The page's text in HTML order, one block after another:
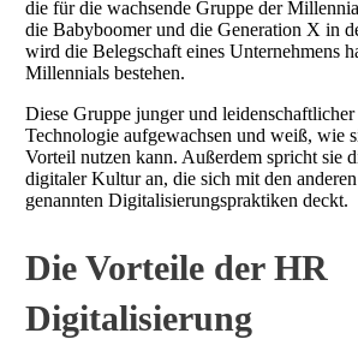
die für die wachsende Gruppe der
die Babyboomer und die Generation X in
wird die Belegschaft eines Unternehmens
Millennials bestehen.
Diese Gruppe junger und
Technologie aufgewachsen und weiß, wie
Vorteil nutzen kann. Außerdem spricht sie
digitaler Kultur an, die sich mit den
genannten Digitalisierungspraktiken deckt.
Die Vorteile der HR
Digitalisierung